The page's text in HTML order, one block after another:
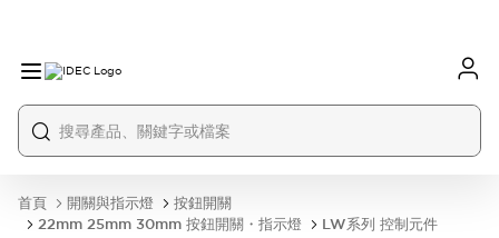
首頁 開關與指示燈
按鈕開關
22mm 25mm 30mm 按鈕開關・指示燈
LW系列 控制元件